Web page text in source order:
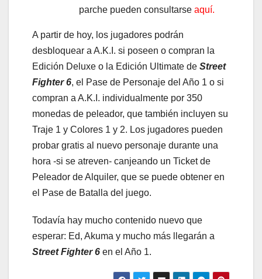
parche pueden consultarse aquí.
A partir de hoy, los jugadores podrán
desbloquear a A.K.I. si poseen o compran la
Edición Deluxe o la Edición Ultimate de Street
Fighter 6, el Pase de Personaje del Año 1 o si
compran a A.K.I. individualmente por 350
monedas de peleador, que también incluyen su
Traje 1 y Colores 1 y 2. Los jugadores pueden
probar gratis al nuevo personaje durante una
hora -si se atreven- canjeando un Ticket de
Peleador de Alquiler, que se puede obtener en
el Pase de Batalla del juego.
Todavía hay mucho contenido nuevo que
esperar: Ed, Akuma y mucho más llegarán a
Street Fighter 6 en el Año 1.